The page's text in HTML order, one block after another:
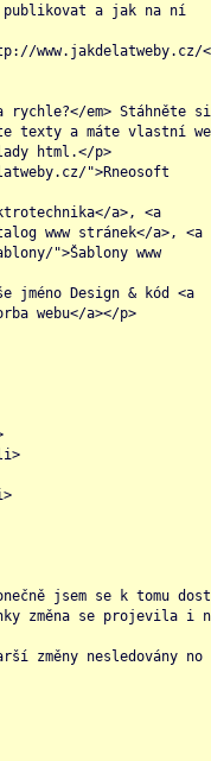
a jak na ní
www.jakdelatweby.cz/
rychle?</em> Stáhněte si
texty a máte vlastní
html.</p>
">Rneosoft
a>, <a
www stránek</a>, <a
">Šablony www
jméno Design & kód <a
webu</a></p>
jsem se k tomu
změna se projevila i
změny nesledovány no